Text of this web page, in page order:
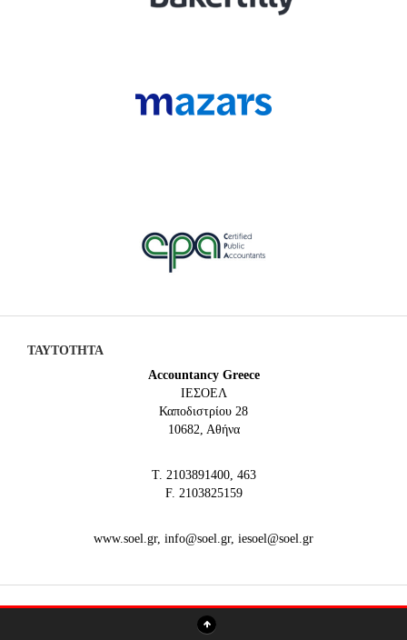
ΤΑΥΤΟΤΗΤΑ
Accountancy Greece
IEΣΟΕΛ
Καποδιστρίου 28
10682, Αθήνα
Τ. 2103891400, 463
F. 2103825159
www.soel.gr, info@soel.gr, iesoel@soel.gr